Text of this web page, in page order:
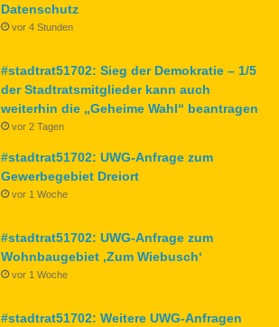
Datenschutz
vor 4 Stunden
#stadtrat51702: Sieg der Demokratie – 1/5
der Stadtratsmitglieder kann auch
weiterhin die „Geheime Wahl“ beantragen
vor 2 Tagen
#stadtrat51702: UWG-Anfrage zum
Gewerbegebiet Dreiort
vor 1 Woche
#stadtrat51702: UWG-Anfrage zum
Wohnbaugebiet ‚Zum Wiebusch‘
vor 1 Woche
#stadtrat51702: Weitere UWG-Anfragen